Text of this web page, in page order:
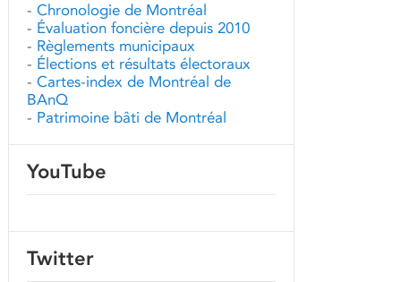
- Chronologie de Montréal
- Évaluation foncière depuis 2010
- Règlements municipaux
- Élections et résultats électoraux
- Cartes-index de Montréal de
BAnQ
- Patrimoine bâti de Montréal
YouTube
Twitter